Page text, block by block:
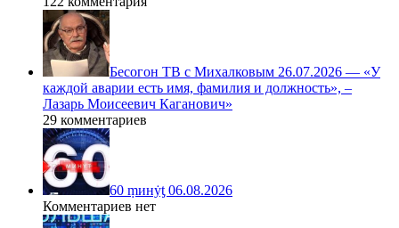
Бесогон ТВ с Михалковым 26.07.2026 — «У
каждой аварии есть имя, фамилия и должность», –
Лазарь Моисеевич Каганович»
29 комментариев
60 ṃинẏƫ 06.08.2026
Комментариев нет